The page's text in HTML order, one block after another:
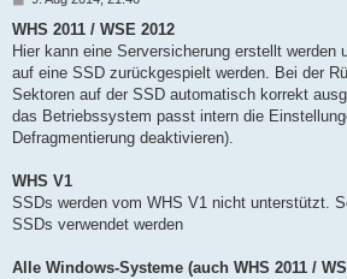
i
r
a
WHS 2011 / WSE 2012
Hier kann eine Serversicherung erstellt werden
auf eine SSD zurückgespielt werden. Bei der
Sektoren auf der SSD automatisch korrekt
das Betriebssystem passt intern die
Defragmentierung deaktivieren).
WHS V1
SSDs werden vom WHS V1 nicht unterstützt.
SSDs verwendet werden
Alle Windows-Systeme (auch WHS 2011 /